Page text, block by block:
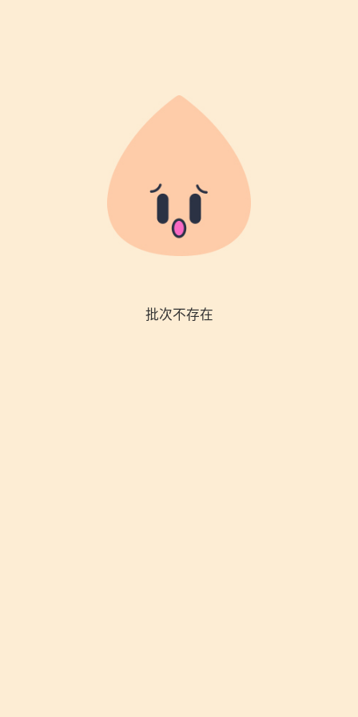
批次不存在